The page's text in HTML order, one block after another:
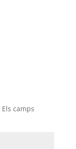
Els camps